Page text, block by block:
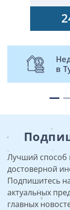
в
Лучший способ
достоверной
Подпишитесь
актуальных
главных